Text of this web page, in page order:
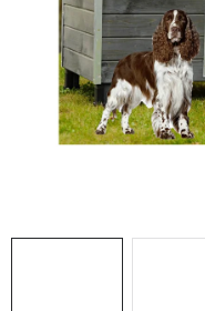
Náš príbeh od začiatku
Hodnotenie obchodu
Vrátenie, výmena tovaru